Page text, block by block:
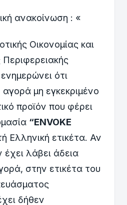
ανακοίνωση : «
Οικονομίας και
Περιφερειακής
ότι
μη εγκεκριμένο
προϊόν που φέρει
“ENVOKE
Ελληνική ετικέτα. Αν
έχει λάβει άδεια
στην ετικέτα του
δήθεν